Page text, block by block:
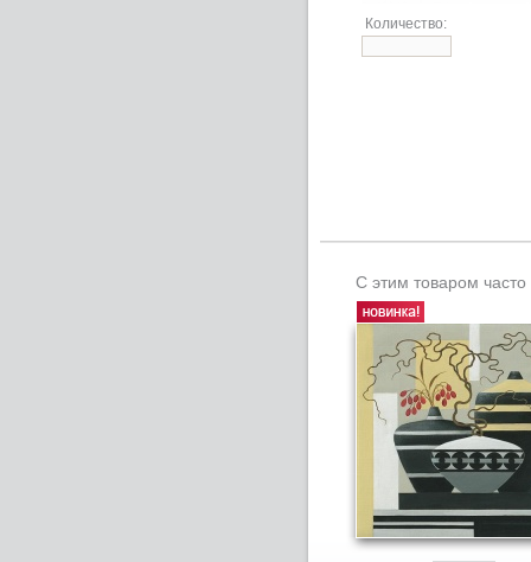
Количество:
С этим товаром часто